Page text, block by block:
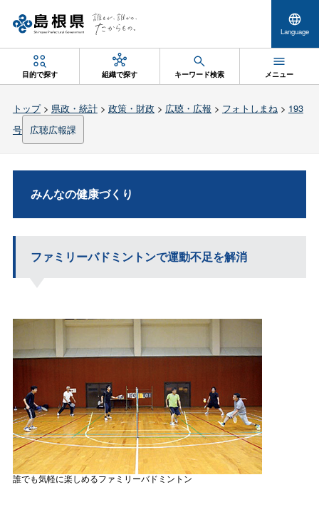
Language
目的で探す 組織で探す キーワード検索 メニュー
トップ> 県政・統計> 政策・財政 > 広聴・広報 > フォトしまね> 193
号
広聴広報課
みんなの健康づくり
ファミリーバドミントンで運動不足を解消
誰でも気軽に楽しめるファミリーバドミントン